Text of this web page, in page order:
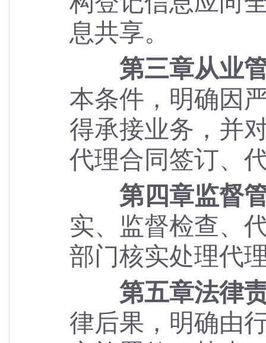
息共享。
第三章从业
本条件，明确因
得承接业务，并
代理合同签订、
第四章监督
实、监督检查、
部门核实处理代
第五章法律
律后果，明确由